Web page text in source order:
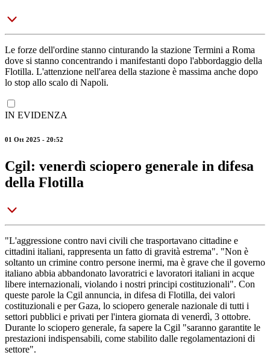
Le forze dell'ordine stanno cinturando la stazione Termini a Roma
dove si stanno concentrando i manifestanti dopo l'abbordaggio della
Flotilla. L'attenzione nell'area della stazione è massima anche dopo
lo stop allo scalo di Napoli.
IN EVIDENZA
01 Ott 2025 - 20:52
Cgil: venerdì sciopero generale in difesa
della Flotilla
"L'aggressione contro navi civili che trasportavano cittadine e
cittadini italiani, rappresenta un fatto di gravità estrema". "Non è
soltanto un crimine contro persone inermi, ma è grave che il governo
italiano abbia abbandonato lavoratrici e lavoratori italiani in acque
libere internazionali, violando i nostri principi costituzionali". Con
queste parole la Cgil annuncia, in difesa di Flotilla, dei valori
costituzionali e per Gaza, lo sciopero generale nazionale di tutti i
settori pubblici e privati per l'intera giornata di venerdì, 3 ottobre.
Durante lo sciopero generale, fa sapere la Cgil "saranno garantite le
prestazioni indispensabili, come stabilito dalle regolamentazioni di
settore".